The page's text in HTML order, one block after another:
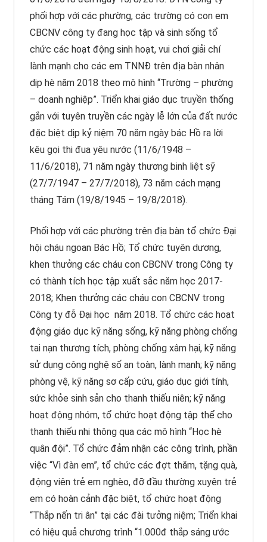
phối hợp với các phường, các trường có con em
CBCNV công ty đang học tập và sinh sống tổ
chức các hoạt động sinh hoạt, vui chơi giải chí
lành mạnh cho các em TNNĐ trên địa bàn nhân
dịp hè năm 2018 theo mô hình “Trường – phường
– doanh nghiệp”. Triển khai giáo dục truyền thống
gắn với tuyên truyền các ngày lễ lớn của đất nước
đặc biệt dịp kỷ niệm 70 năm ngày bác Hồ ra lời
kêu gọi thi đua yêu nước (11/6/1948 –
11/6/2018), 71 năm ngày thương binh liệt sỹ
(27/7/1947 – 27/7/2018), 73 năm cách mạng
tháng Tám (19/8/1945 – 19/8/2018).
Phối hợp với các phường trên địa bàn tổ chức Đại
hội cháu ngoan Bác Hồ; Tổ chức tuyên dương,
khen thưởng các cháu con CBCNV trong Công ty
có thành tích học tập xuất sắc năm học 2017-
2018; Khen thưởng các cháu con CBCNV trong
Công ty đỗ Đại học năm 2018. Tổ chức các hoạt
động giáo dục kỹ năng sống, kỹ năng phòng chống
tai nạn thương tích, phòng chống xâm hại, kỹ năng
sử dụng công nghệ số an toàn, lành mạnh; kỹ năng
phòng vệ, kỹ năng sơ cấp cứu, giáo dục giới tính,
sức khỏe sinh sản cho thanh thiếu niên; kỹ năng
hoạt động nhóm, tổ chức hoạt động tập thể cho
thanh thiếu nhi thông qua các mô hình “Học hè
quân đội”. Tổ chức đảm nhận các công trình, phần
việc “Vì đàn em”, tổ chức các đợt thăm, tặng quà,
động viên trẻ em nghèo, đỡ đầu thường xuyên trẻ
em có hoàn cảnh đặc biệt, tổ chức hoạt động
“Thắp nến tri ân” tại các đài tưởng niệm; Triển khai
có hiệu quả chương trình “1.000đ thắp sáng ước